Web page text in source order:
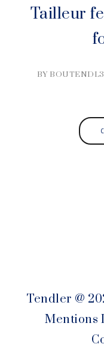
Tailleur
BY
Tendler @
Mentions